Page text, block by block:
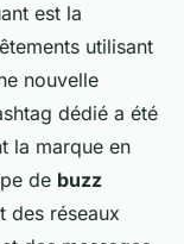
est la
utilisant
nouvelle
dédié a été
la marque en
de buzz
des réseaux